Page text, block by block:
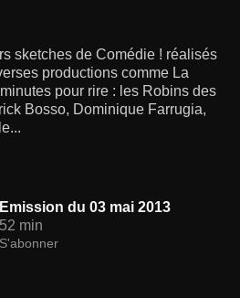
sketches de Comédie ! réalisés
productions comme La
pour rire : les Robins des
Bosso, Dominique Farrugia,
Emission du 03 mai 2013
52 min
S'abonner